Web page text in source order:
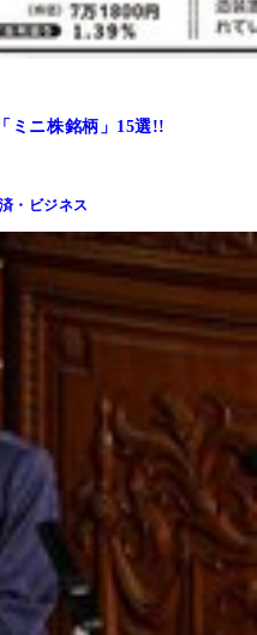
ミニ株銘柄」15選!!
・ビジネス